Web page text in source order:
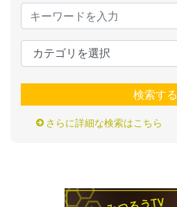
検索する
さらに詳細な検索はこちら